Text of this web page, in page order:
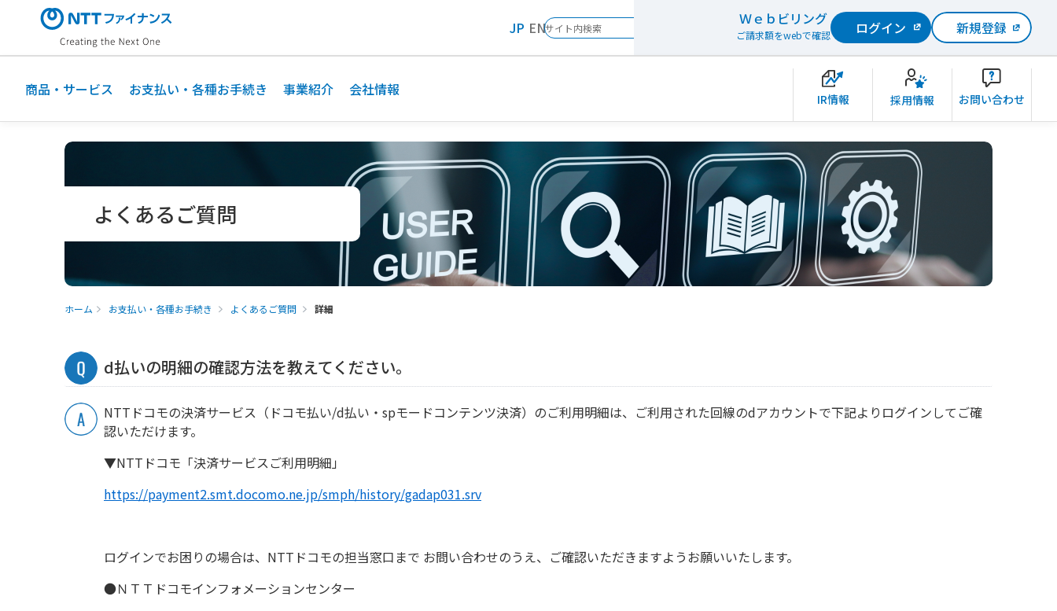
ン
JP EN Ｗｅｂビリング
ご請求額をwebで確認 ログイン 新規登録
商品・サービス お支払い・各種お手続き 事業紹介 会社情報
IR情報 採用情報 お問い合わせ
よくあるご質問
ホーム お支払い・各種お手続き よくあるご質問 詳細
d払いの明細の確認方法を教えてください。
NTTドコモの決済サービス（ドコモ払い/d払い・spモードコンテンツ決済）のご利用明細は、ご利用された回線のdアカウントで下記よりログインしてご確
認いただけます。
▼NTTドコモ「決済サービスご利用明細」
https://payment2.smt.docomo.ne.jp/smph/history/gadap031.srv
ログインでお困りの場合は、NTTドコモの担当窓口まで お問い合わせのうえ、ご確認いただきますようお願いいたします。
●ＮＴＴドコモインフォメーションセンター